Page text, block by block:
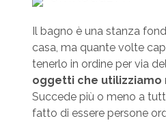
Il bagno è una stanza
casa, ma quante volte
tenerlo in ordine per via
oggetti che utilizziamo
Succede più o meno a
fatto di essere persone